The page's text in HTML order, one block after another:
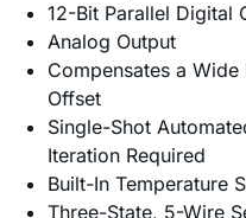
12-Bit Parallel Digital
Analog Output
Compensates a
Offset
Single-Shot
Iteration Required
Built-In Temperature
Three-State, 5-Wire